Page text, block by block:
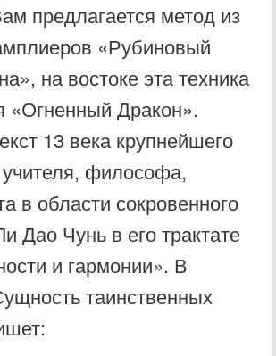
предлагается метод из
«Рубиновый
на востоке эта техника
«Огненный Дракон».
13 века крупнейшего
учителя, философа,
в области сокровенного
Дао Чунь в его трактате
и гармонии». В
таинственных